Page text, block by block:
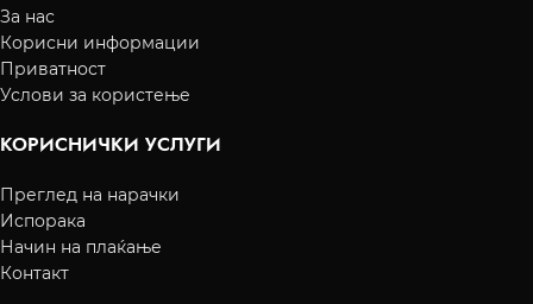
За нас
Корисни информации
Приватност
Услови за користење
КОРИСНИЧКИ УСЛУГИ
Преглед на нарачки
Испорака
Начин на плаќање
Контакт